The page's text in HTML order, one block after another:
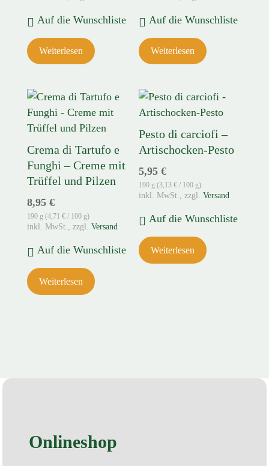
Auf die Wunschliste
Weiterlesen
Auf die Wunschliste
Weiterlesen
Crema di Tartufo e
Funghi – Creme mit
Trüffel und Pilzen
8,95 €
190 g (4,71 €/ 100 g)
zzgl. Versand
Auf die Wunschliste
Weiterlesen
Pesto di carciofi –
Artischocken-Pesto
5,95€
190 g (3,13€ / 100 g)
zzgl.Versand
Auf die Wunschliste
Weiterlesen
Onlineshop